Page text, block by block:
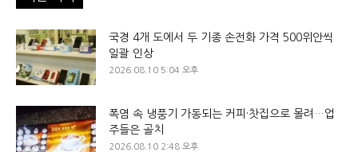
국경 4개 도에서 두 기종 손전화 가격 500위안씩
일괄 인상
2026.08.10 5:04 오후
폭염 속 냉풍기 가동되는 커피·찻집으로 몰려…업
주들은 골치
2026.08.10 2:48 오후